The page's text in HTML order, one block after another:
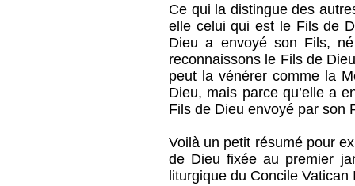
Ce qui la distingue des
elle celui qui est le Fils de
Dieu a envoyé son Fils,
reconnaissons le Fils de
peut la vénérer comme la
Dieu, mais parce qu’elle a
Fils de Dieu envoyé par son
Voilà un petit résumé pour
de Dieu fixée au premier
liturgique du Concile Vatican